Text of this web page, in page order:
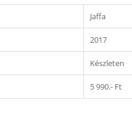
Jaffa
2017
Készleten
5 990.- Ft